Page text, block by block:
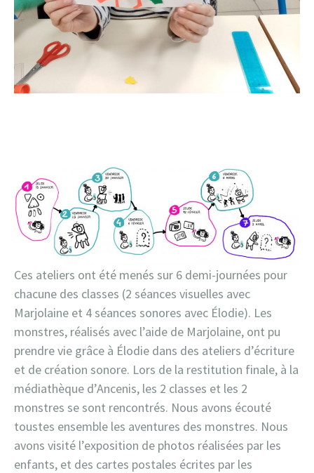
Ces ateliers ont été menés sur 6 demi-journées pour
chacune des classes (2 séances visuelles avec
Marjolaine et 4 séances sonores avec Élodie). Les
monstres, réalisés avec l’aide de Marjolaine, ont pu
prendre vie grâce à Élodie dans des ateliers d’écriture
et de création sonore. Lors de la restitution finale, à la
médiathèque d’Ancenis, les 2 classes et les 2
monstres se sont rencontrés. Nous avons écouté
toustes ensemble les aventures des monstres. Nous
avons visité l’exposition de photos réalisées par les
enfants, et des cartes postales écrites par les